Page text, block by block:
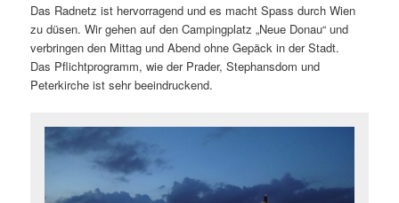
Das Radnetz ist hervorragend und es macht Spass durch Wien
zu düsen. Wir gehen auf den Campingplatz „Neue Donau“ und
verbringen den Mittag und Abend ohne Gepäck in der Stadt.
Das Pflichtprogramm, wie der Prader, Stephansdom und
Peterkirche ist sehr beeindruckend.